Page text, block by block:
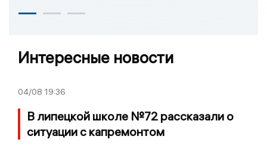
Интересные новости
04/08 19:36
В липецкой школе №72 рассказали о
ситуации с капремонтом